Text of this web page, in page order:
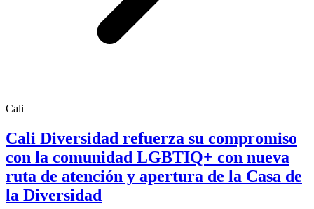
Cali
Cali Diversidad refuerza su compromiso
con la comunidad LGBTIQ+ con nueva
ruta de atención y apertura de la Casa de
la Diversidad